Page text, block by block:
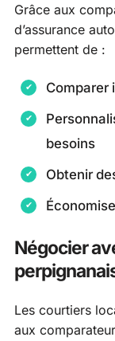
Grâce aux
d’assurance
permettent de :
Comparer
besoins
Obtenir
Négocier
Les courtiers
aux